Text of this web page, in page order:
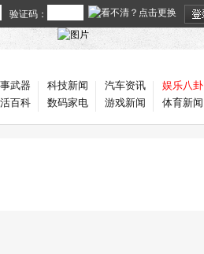
验证码：
武器
百科
科技新闻
数码家电
汽车资讯
游戏新闻
娱乐八卦
体育新闻